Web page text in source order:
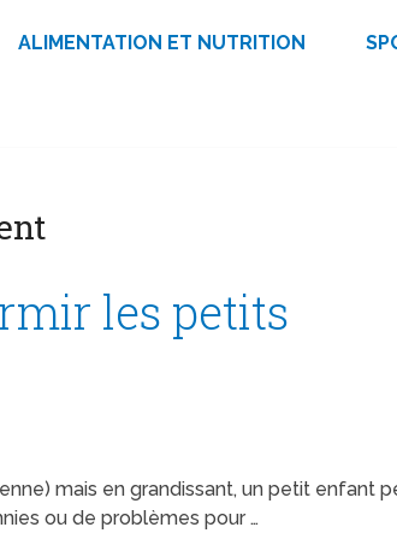
ALIMENTATION ET NUTRITION
les petits
mais en grandissant, un petit enfant
ou de problèmes pour …